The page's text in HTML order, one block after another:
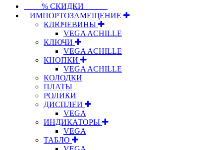
⠀⠀⠀% СКИДКИ⠀⠀⠀⠀
⠀ИМПОРТОЗАМЕЩЕНИЕ
КЛЮЧЕВИНЫ
VEGA ACHILLE
КЛЮЧИ
VEGA ACHILLE
КНОПКИ
VEGA ACHILLE
КОЛОДКИ
ПЛАТЫ
РОЛИКИ
ДИСПЛЕИ
VEGA
ИНДИКАТОРЫ
VEGA
ТАБЛО